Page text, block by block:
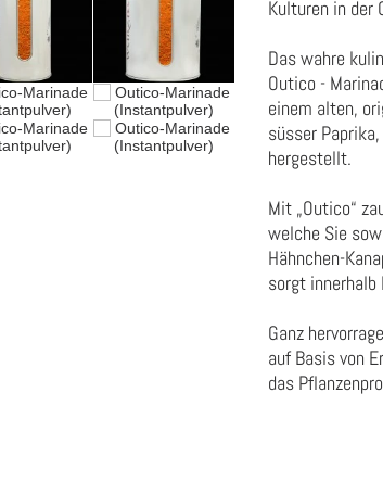
Kulturen in der
Das wahre
Outico -
einem alten,
süsser
hergestellt.
Mit „Outico“
welche Sie
Hähnchen-
sorgt
Ganz
auf Basis von
das